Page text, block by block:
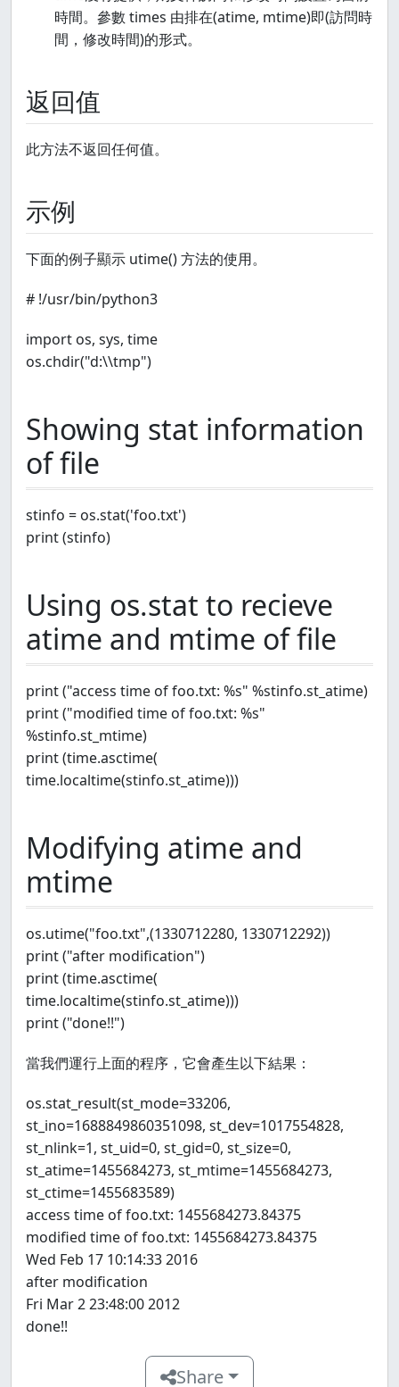
時間。參數 times 由排在(atime, mtime)即(訪問時
間，修改時間)的形式。
返回值
此方法不返回任何值。
示例
下面的例子顯示 utime() 方法的使用。
# !/usr/bin/python3
import os, sys, time
os.chdir("d:\\tmp")
Showing stat information
of file
stinfo = os.stat('foo.txt')
print (stinfo)
Using os.stat to recieve
atime and mtime of file
print ("access time of foo.txt: %s" %stinfo.st_atime)
print ("modified time of foo.txt: %s"
%stinfo.st_mtime)
print (time.asctime(
time.localtime(stinfo.st_atime)))
Modifying atime and
mtime
os.utime("foo.txt",(1330712280, 1330712292))
print ("after modification")
print (time.asctime(
time.localtime(stinfo.st_atime)))
print ("done!!")
當我們運行上面的程序，它會產生以下結果：
os.stat_result(st_mode=33206,
st_ino=1688849860351098, st_dev=1017554828,
st_nlink=1, st_uid=0, st_gid=0, st_size=0,
st_atime=1455684273, st_mtime=1455684273,
st_ctime=1455683589)
access time of foo.txt: 1455684273.84375
modified time of foo.txt: 1455684273.84375
Wed Feb 17 10:14:33 2016
after modification
Fri Mar 2 23:48:00 2012
done!!
Share